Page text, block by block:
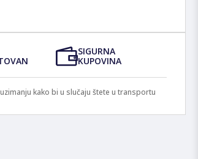
SIGURNA
KUPOVINA
kako bi u slučaju štete u transportu